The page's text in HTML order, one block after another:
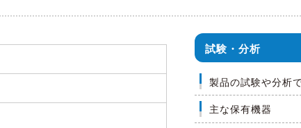
試験・分析
製品の試験や分析
主な保有機器